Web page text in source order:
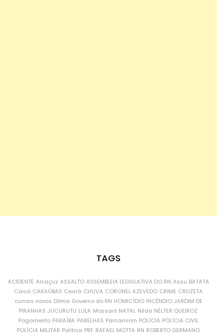
TAGS
ACIDENTE Alcaçuz ASSALTO ASSEMBLEIA LEGISLATIVA DO RN Assu BATATA
Caicó CARAÚBAS Ceará CHUVA CORONEL AZEVEDO CRIME CRUZETA
currais novos Dilma Governo do RN HOMICÍDIO INCÊNDIO JARDIM DE
PIRANHAS JUCURUTU LULA Mossoró NATAL Nilda NÉLTER QUEIROZ
Pagamento PARAÍBA PARELHAS Parnamirim POLÍCIA POLÍCIA CIVIL
POLÍCIA MILITAR Política PRF RAFAEL MOTTA RN ROBERTO GERMANO